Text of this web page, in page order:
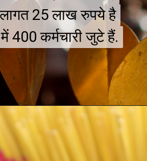
25 लाख रुपये है
400 कर्मचारी जुटे हैं.
25 लाख रुपये है
400 कर्मचारी जुटे हैं.